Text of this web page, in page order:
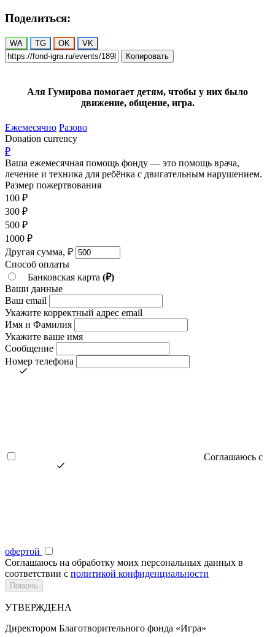
Поделиться:
WA TG OK
VK
Копировать
Аля Гумирова помогает детям, чтобы у них было
движение, общение, игра.
Ежемесячно Разово
Donation currency
₽
Ваша ежемесячная помощь фонду — это помощь врача,
лечение и техника для ребёнка c двигательным нарушением.
Размер пожертвования
100 ₽
300 ₽
500 ₽
1000 ₽
Другая сумма, ₽
Способ оплаты
Банковская карта (₽)
Ваши данные
Ваш email
Укажите корректный адрес email
Имя и Фамилия
Укажите ваше имя
Сообщение
Номер телефона
Соглашаюсь с
офертой
Соглашаюсь на обработку моих персональных данных в
соответствии с политикой конфиденциальности
УТВЕРЖДЕНА
Директором Благотворительного фонда «Игра»